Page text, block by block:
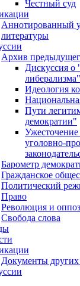
Честный суд
Аннотированный
литературы
Архив
Дискуссия о
либерализма"
Идеология
Пути
демократии"
уголовно-
Барометр
Гражданское
Политический
Право
Революция и
Свобода слова
Документы других